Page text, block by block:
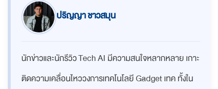
ปริญญา ชาวสมุน
นักข่าวและนักรีวิว Tech AI มีความสนใจหลากหลาย เกาะ
ติดความเคลื่อนไหววงการเทคโนโลยี Gadget เทค ทั้งใน